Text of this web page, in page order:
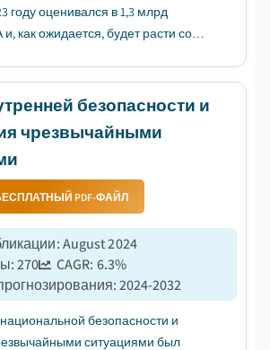
году оценивался в 1,3 млрд
как ожидается, будет расти со
безопасности и
чрезвычайными
PDF-ФАЙЛ
:August 2024
:270 CAGR: 6.3%
:2024-2032
безопасности и
ситуациями был